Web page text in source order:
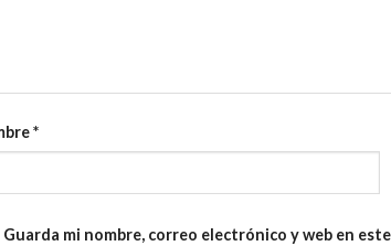
*
Guarda mi nombre, correo electrónico y web en